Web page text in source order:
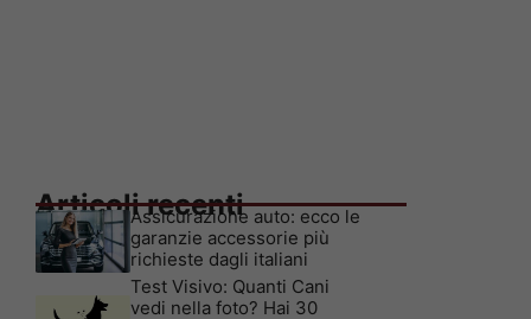
Articoli recenti
Assicurazione auto: ecco le
garanzie accessorie più
richieste dagli italiani
Test Visivo: Quanti Cani
vedi nella foto? Hai 30